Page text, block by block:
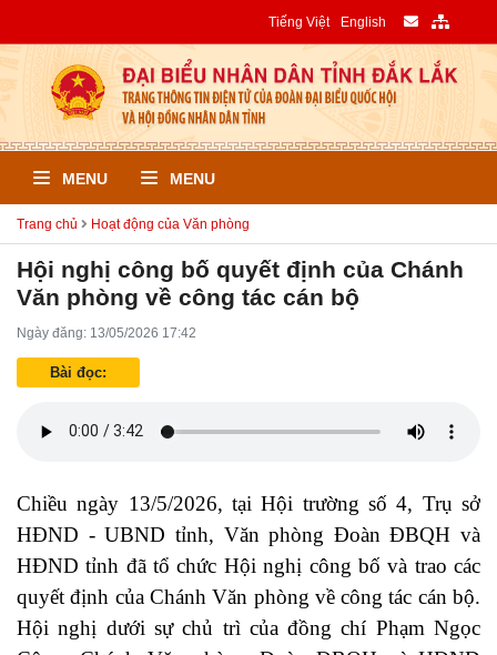
Tiếng Việt English
MENU MENU
Trang chủ Hoạt động của Văn phòng
Hội nghị công bố quyết định của Chánh
Văn phòng về công tác cán bộ
Ngày đăng: 13/05/2026 17:42
Bài đọc:
Chiều ngày 13/5/2026, tại Hội trường số 4, Trụ sở
HĐND - UBND tỉnh, Văn phòng Đoàn ĐBQH và
HĐND tỉnh đã tổ chức Hội nghị công bố và trao các
quyết định của Chánh Văn phòng về công tác cán bộ.
Hội nghị dưới sự chủ trì của đồng chí Phạm Ngọc